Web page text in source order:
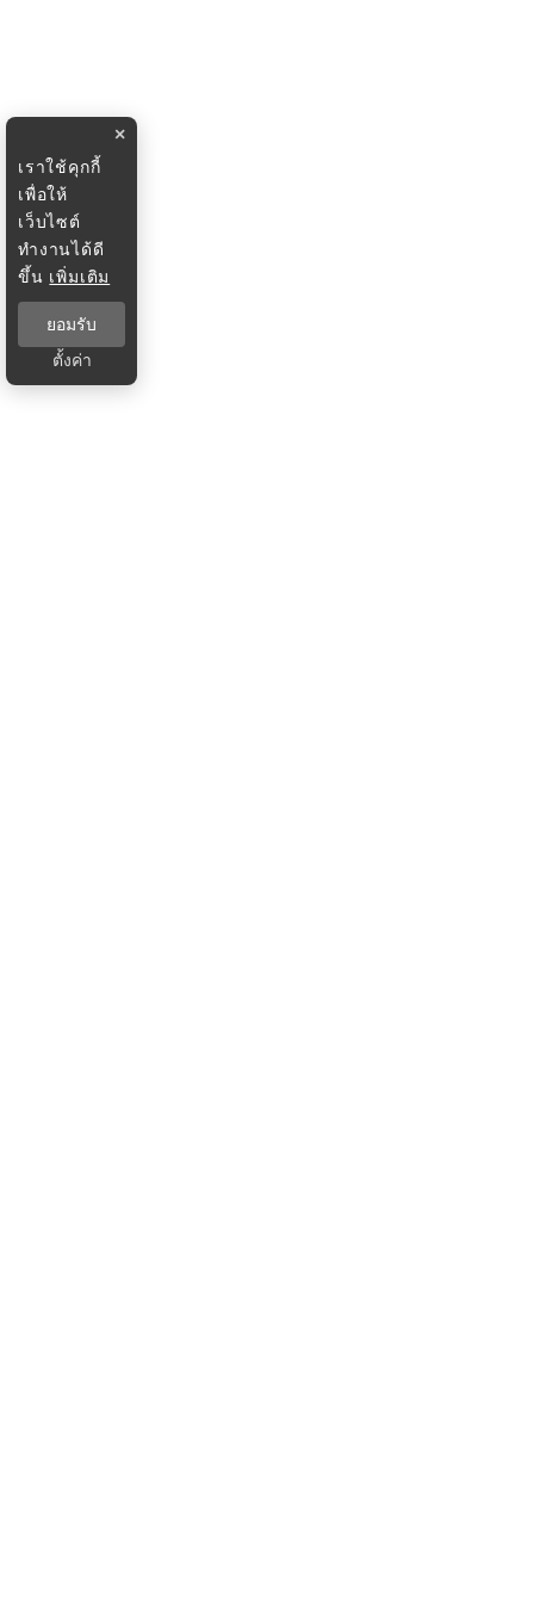
×
เราใช้คุกกี้
เพื่อให้
เว็บไซต์
ทำงานได้ดี
ขึ้น เพิ่มเติม
ยอมรับ
ตั้งค่า